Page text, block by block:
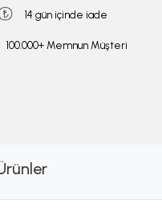
14 gün içinde iade
100.000+ Memnun Müşteri